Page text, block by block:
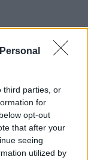
third parties, or
for
opt-out
that after your
seeing
utilized by
do preço da